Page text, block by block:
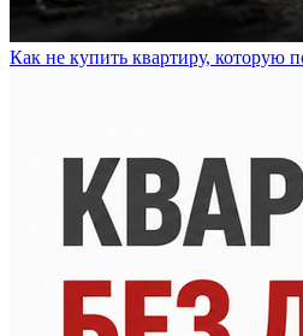
Как не купить квартиру, которую